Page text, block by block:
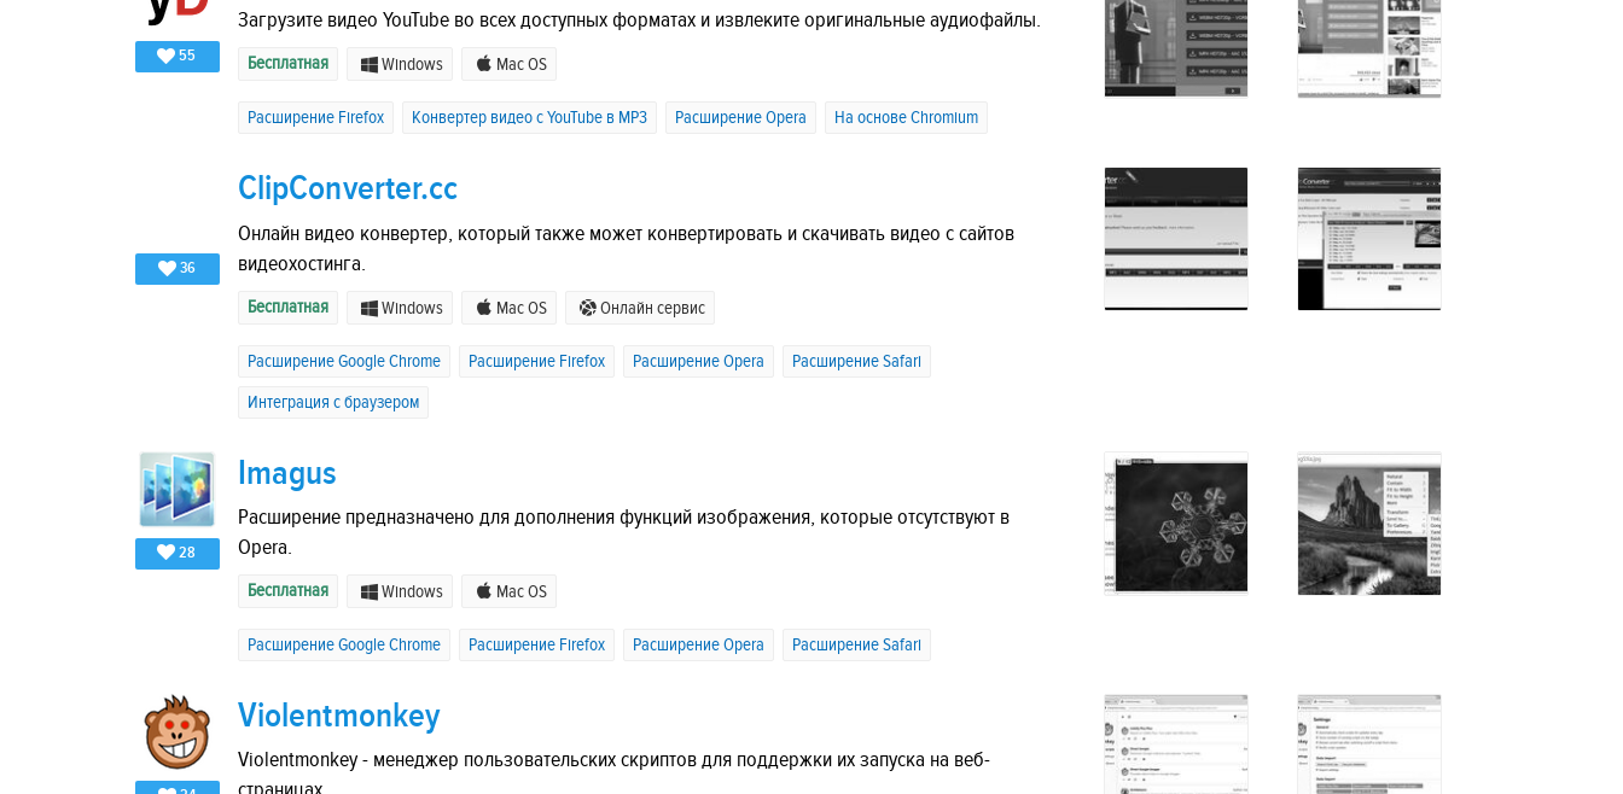
55
Загрузите видео YouTube во всех доступных форматах и ​​извлеките оригинальные аудиофайлы.
Бесплатная Windows Mac OS
Расширение Firefox Конвертер видео с YouTube в MP3 Расширение Opera На основе Chromium
36
ClipConverter.cc
Онлайн видео конвертер, который также может конвертировать и скачивать видео с сайтов
видеохостинга.
Бесплатная Windows Mac OS Онлайн сервис
Расширение Google Chrome Расширение Firefox Расширение Opera
Расширение Safari
Интеграция с браузером
28
Imagus
Расширение предназначено для дополнения функций изображения, которые отсутствуют в
Opera.
Бесплатная Windows Mac OS
Расширение Google Chrome Расширение Firefox Расширение Opera Расширение Safari
Violentmonkey
Violentmonkey - менеджер пользовательских скриптов для поддержки их запуска на веб-